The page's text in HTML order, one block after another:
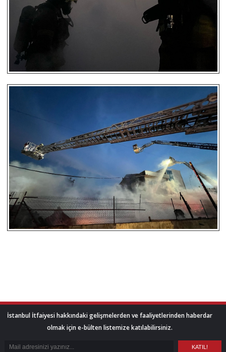
İstanbul İtfaiyesi hakkındaki gelişmelerden ve faaliyetlerinden haberdar
olmak için e-bülten listemize katılabilirsiniz.